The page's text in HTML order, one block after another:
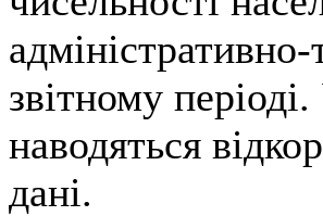
звітному
наводяться
дані.